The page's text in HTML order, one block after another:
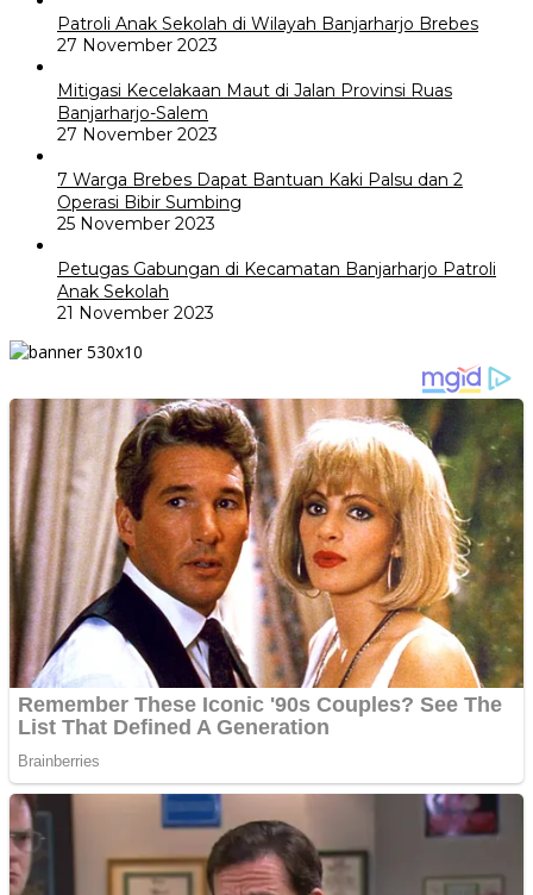
Patroli Anak Sekolah di Wilayah Banjarharjo Brebes
27 November 2023
Mitigasi Kecelakaan Maut di Jalan Provinsi Ruas
Banjarharjo-Salem
27 November 2023
7 Warga Brebes Dapat Bantuan Kaki Palsu dan 2
Operasi Bibir Sumbing
25 November 2023
Petugas Gabungan di Kecamatan Banjarharjo Patroli
Anak Sekolah
21 November 2023